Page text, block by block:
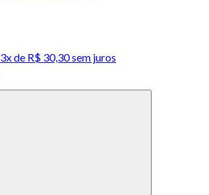
3x de R$ 30,30 sem juros